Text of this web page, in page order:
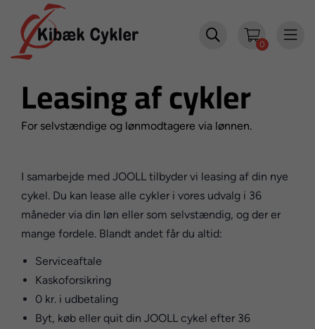

0

Leasing af cykler
For selvstændige og lønmodtagere via lønnen.
I samarbejde med JOOLL tilbyder vi leasing af din nye
cykel. Du kan lease alle cykler i vores udvalg i 36
måneder via din løn eller som selvstændig, og der er
mange fordele. Blandt andet får du altid:
Serviceaftale
Kaskoforsikring
0 kr. i udbetaling
Byt, køb eller quit din JOOLL cykel efter 36